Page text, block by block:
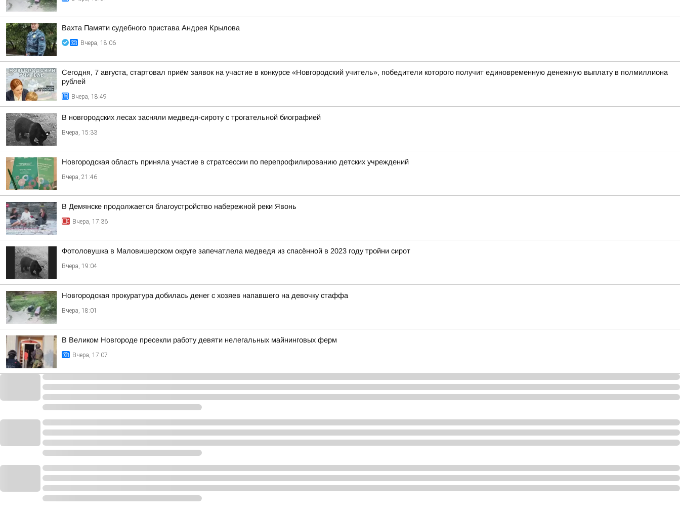
Вахта Памяти судебного пристава Андрея Крылова
Вчера, 18:06
Сегодня, 7 августа, стартовал приём заявок на участие в конкурсе «Новгородский учитель», победители которого получит единовременную денежную выплату в полмиллиона
рублей
Вчера, 18:49
В новгородских лесах засняли медведя-сироту с трогательной биографией
Вчера, 15:33
Новгородская область приняла участие в стратсессии по перепрофилированию детских учреждений
Вчера, 21:46
В Демянске продолжается благоустройство набережной реки Явонь
Вчера, 17:36
Фотоловушка в Маловишерском округе запечатлела медведя из спасённой в 2023 году тройни сирот
Вчера, 19:04
Новгородская прокуратура добилась денег с хозяев напавшего на девочку стаффа
Вчера, 18:01
В Великом Новгороде пресекли работу девяти нелегальных майнинговых ферм
Вчера, 17:07